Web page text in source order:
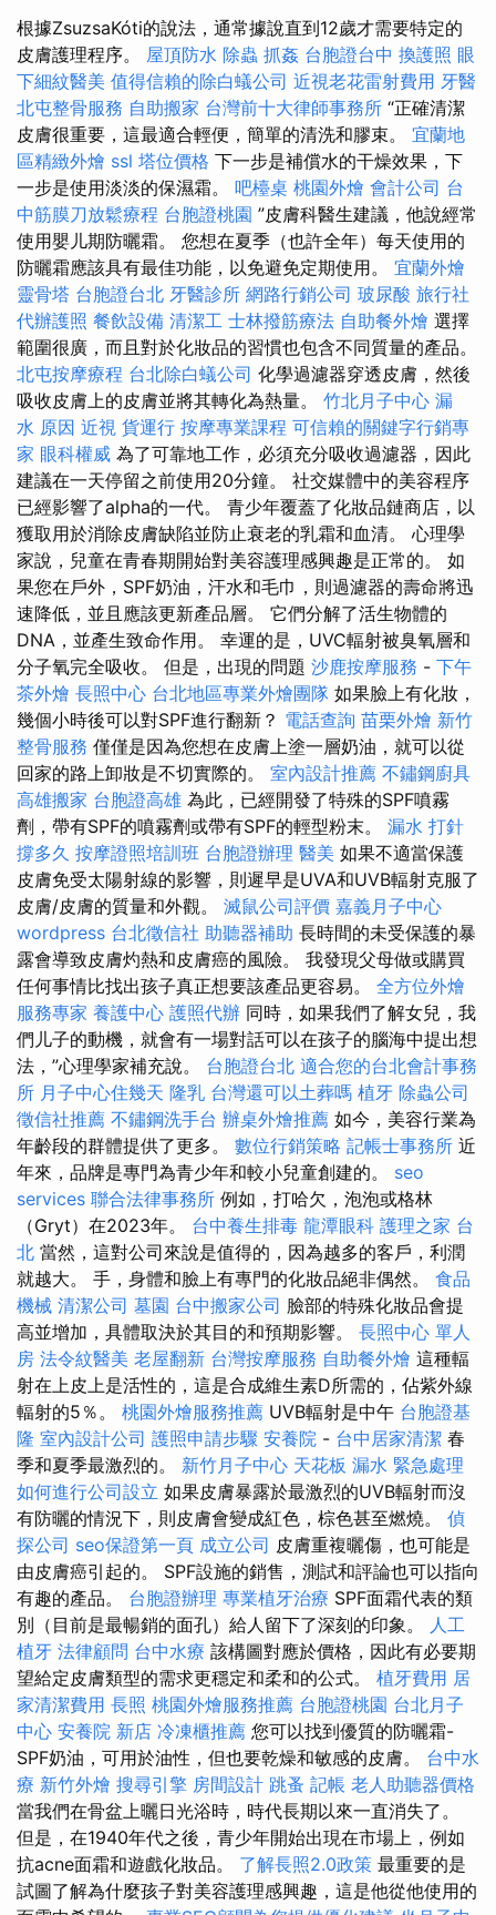
根據ZsuzsaKóti的說法，通常據說直到12歲才需要特定的
皮膚護理程序。 屋頂防水 除蟲 抓姦 台胞證台中 換護照 眼
下細紋醫美 值得信賴的除白蟻公司 近視老花雷射費用 牙醫
北屯整骨服務 自助搬家 台灣前十大律師事務所 “正確清潔
皮膚很重要，這最適合輕便，簡單的清洗和膠束。 宜蘭地
區精緻外燴 ssl 塔位價格 下一步是補償水的干燥效果，下
一步是使用淡淡的保濕霜。 吧檯桌 桃園外燴 會計公司 台
中筋膜刀放鬆療程 台胞證桃園 ”皮膚科醫生建議，他說經常
使用嬰儿期防曬霜。 您想在夏季（也許全年）每天使用的
防曬霜應該具有最佳功能，以免避免定期使用。 宜蘭外燴
靈骨塔 台胞證台北 牙醫診所 網路行銷公司 玻尿酸 旅行社
代辦護照 餐飲設備 清潔工 士林撥筋療法 自助餐外燴 選擇
範圍很廣，而且對於化妝品的習慣也包含不同質量的產品。
北屯按摩療程 台北除白蟻公司 化學過濾器穿透皮膚，然後
吸收皮膚上的皮膚並將其轉化為熱量。 竹北月子中心 漏
水 原因 近視 貨運行 按摩專業課程 可信賴的關鍵字行銷專
家 眼科權威 為了可靠地工作，必須充分吸收過濾器，因此
建議在一天停留之前使用20分鐘。 社交媒體中的美容程序
已經影響了alpha的一代。 青少年覆蓋了化妝品鏈商店，以
獲取用於消除皮膚缺陷並防止衰老的乳霜和血清。 心理學
家說，兒童在青春期開始對美容護理感興趣是正常的。 如
果您在戶外，SPF奶油，汗水和毛巾，則過濾器的壽命將迅
速降低，並且應該更新產品層。 它們分解了活生物體的
DNA，並產生致命作用。 幸運的是，UVC輻射被臭氧層和
分子氧完全吸收。 但是，出現的問題 沙鹿按摩服務 - 下午
茶外燴 長照中心 台北地區專業外燴團隊 如果臉上有化妝，
幾個小時後可以對SPF進行翻新？ 電話查詢 苗栗外燴 新竹
整骨服務 僅僅是因為您想在皮膚上塗一層奶油，就可以從
回家的路上卸妝是不切實際的。 室內設計推薦 不鏽鋼廚具
高雄搬家 台胞證高雄 為此，已經開發了特殊的SPF噴霧
劑，帶有SPF的噴霧劑或帶有SPF的輕型粉末。 漏水 打針
撐多久 按摩證照培訓班 台胞證辦理 醫美 如果不適當保護
皮膚免受太陽射線的影響，則遲早是UVA和UVB輻射克服了
皮膚/皮膚的質量和外觀。 滅鼠公司評價 嘉義月子中心
wordpress 台北徵信社 助聽器補助 長時間的未受保護的暴
露會導致皮膚灼熱和皮膚癌的風險。 我發現父母做或購買
任何事情比找出孩子真正想要該產品更容易。 全方位外燴
服務專家 養護中心 護照代辦 同時，如果我們了解女兒，我
們儿子的動機，就會有一場對話可以在孩子的腦海中提出想
法，”心理學家補充說。 台胞證台北 適合您的台北會計事務
所 月子中心住幾天 隆乳 台灣還可以土葬嗎 植牙 除蟲公司
徵信社推薦 不鏽鋼洗手台 辦桌外燴推薦 如今，美容行業為
年齡段的群體提供了更多。 數位行銷策略 記帳士事務所 近
年來，品牌是專門為青少年和較小兒童創建的。 seo
services 聯合法律事務所 例如，打哈欠，泡泡或格林
（Gryt）在2023年。 台中養生排毒 龍潭眼科 護理之家 台
北 當然，這對公司來說是值得的，因為越多的客戶，利潤
就越大。 手，身體和臉上有專門的化妝品絕非偶然。 食品
機械 清潔公司 墓園 台中搬家公司 臉部的特殊化妝品會提
高並增加，具體取決於其目的和預期影響。 長照中心 單人
房 法令紋醫美 老屋翻新 台灣按摩服務 自助餐外燴 這種輻
射在上皮上是活性的，這是合成維生素D所需的，佔紫外線
輻射的5％。 桃園外燴服務推薦 UVB輻射是中午 台胞證基
隆 室內設計公司 護照申請步驟 安養院 - 台中居家清潔 春
季和夏季最激烈的。 新竹月子中心 天花板 漏水 緊急處理
如何進行公司設立 如果皮膚暴露於最激烈的UVB輻射而沒
有防曬的情況下，則皮膚會變成紅色，棕色甚至燃燒。 偵
探公司 seo保證第一頁 成立公司 皮膚重複曬傷，也可能是
由皮膚癌引起的。 SPF設施的銷售，測試和評論也可以指向
有趣的產品。 台胞證辦理 專業植牙治療 SPF面霜代表的類
別（目前是最暢銷的面孔）給人留下了深刻的印象。 人工
植牙 法律顧問 台中水療 該構圖對應於價格，因此有必要期
望給定皮膚類型的需求更穩定和柔和的公式。 植牙費用 居
家清潔費用 長照 桃園外燴服務推薦 台胞證桃園 台北月子
中心 安養院 新店 冷凍櫃推薦 您可以找到優質的防曬霜-
SPF奶油，可用於油性，但也要乾燥和敏感的皮膚。 台中水
療 新竹外燴 搜尋引擎 房間設計 跳蚤 記帳 老人助聽器價格
當我們在骨盆上曬日光浴時，時代長期以來一直消失了。
但是，在1940年代之後，青少年開始出現在市場上，例如
抗acne面霜和遊戲化妝品。 了解長照2.0政策 最重要的是
試圖了解為什麼孩子對美容護理感興趣，這是他從他使用的